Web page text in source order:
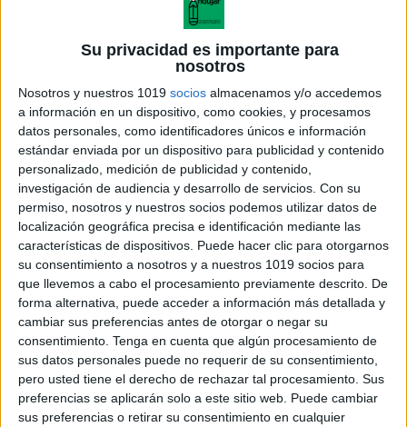
Su privacidad es importante para
nosotros
Nosotros y nuestros 1019 socios almacenamos y/o accedemos
a información en un dispositivo, como cookies, y procesamos
datos personales, como identificadores únicos e información
estándar enviada por un dispositivo para publicidad y contenido
personalizado, medición de publicidad y contenido,
investigación de audiencia y desarrollo de servicios. Con su
permiso, nosotros y nuestros socios podemos utilizar datos de
localización geográfica precisa e identificación mediante las
características de dispositivos. Puede hacer clic para otorgarnos
su consentimiento a nosotros y a nuestros 1019 socios para
que llevemos a cabo el procesamiento previamente descrito. De
forma alternativa, puede acceder a información más detallada y
cambiar sus preferencias antes de otorgar o negar su
consentimiento. Tenga en cuenta que algún procesamiento de
sus datos personales puede no requerir de su consentimiento,
pero usted tiene el derecho de rechazar tal procesamiento. Sus
preferencias se aplicarán solo a este sitio web. Puede cambiar
sus preferencias o retirar su consentimiento en cualquier